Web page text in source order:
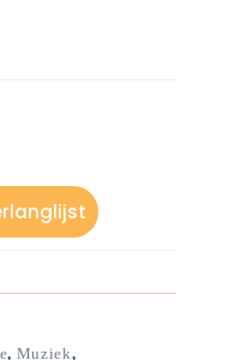
, Muziek,